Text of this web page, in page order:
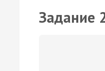
Задание